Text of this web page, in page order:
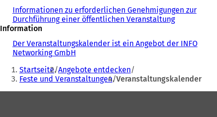
Informationen zu erforderlichen Genehmigungen zur
Durchführung einer öffentlichen Veranstaltung
Information
Der Veranstaltungskalender ist ein Angebot der INFO
Networking GmbH
Sie
befinden
sich
Startseite Angebote entdecken
Feste und Veranstaltungen Veranstaltungskalender